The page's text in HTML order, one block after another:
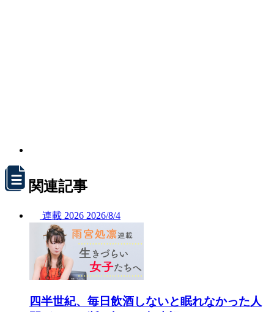
関連記事
連載 2026 2026/8/4
四半世紀、毎日飲酒しないと眠れなかった人